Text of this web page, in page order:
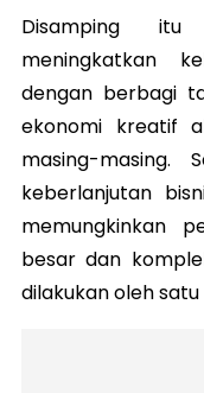
Disamping
meningkatkan
dengan berbagi
ekonomi kreatif
masing-masing.
keberlanjutan
memungkinkan
besar dan
dilakukan oleh satu